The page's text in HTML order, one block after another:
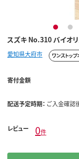
スズキ No.310 バイオリ
1 2
愛知県大府市 ワンストッ
寄付金額
配送予定時期： ご入金確認
レビュー 0件